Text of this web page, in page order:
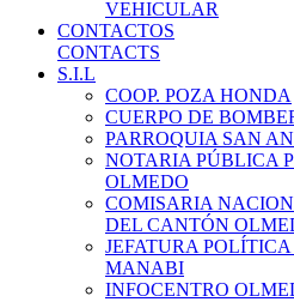
VEHICULAR
CONTACTOS
CONTACTS
S.I.L
COOP. POZA HONDA
CUERPO DE
PARROQUIA SAN
NOTARIA PÚBLICA
OLMEDO
COMISARIA
DEL CANTÓN
JEFATURA
MANABI
INFOCENTRO